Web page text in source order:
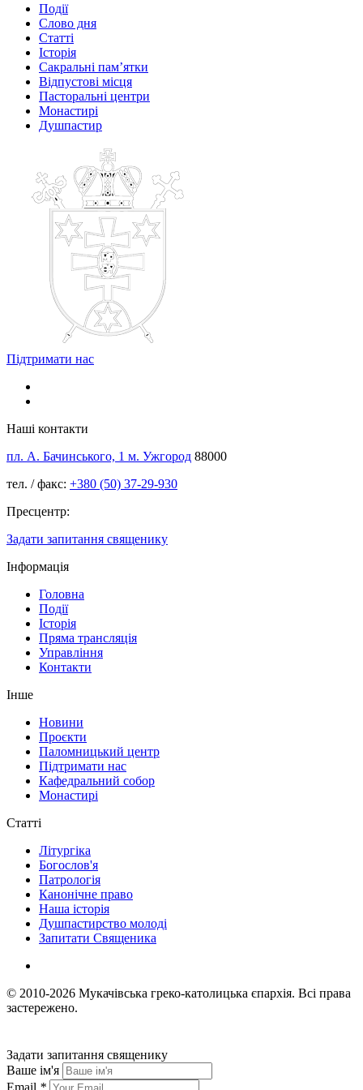
Події
Слово дня
Статті
Історія
Сакральні пам’ятки
Відпустові місця
Пасторальні центри
Монастирі
Душпастир
Підтримати нас
Наші контакти
пл. А. Бачинського, 1 м. Ужгород 88000
тел. / факс: +380 (50) 37-29-930
Пресцентр:
Задати запитання священику
Інформація
Головна
Події
Історія
Пряма трансляція
Управління
Контакти
Інше
Новини
Проєкти
Паломницький центр
Підтримати нас
Кафедральний собор
Монастирі
Статті
Літургіка
Богослов'я
Патрологія
Канонічне право
Наша історія
Душпастирство молоді
Запитати Священика
© 2010-2026 Мукачівська греко-католицька єпархія. Всі права
застережено.
Задати запитання священику
Ваше ім'я
Email *